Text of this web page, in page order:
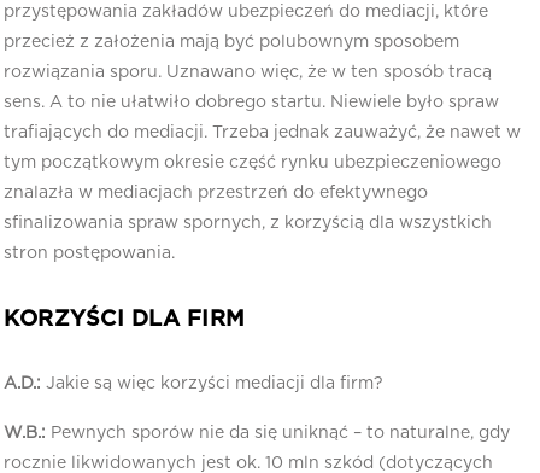
przystępowania zakładów ubezpieczeń do mediacji, które
przecież z założenia mają być polubownym sposobem
rozwiązania sporu. Uznawano więc, że w ten sposób tracą
sens. A to nie ułatwiło dobrego startu. Niewiele było spraw
trafiających do mediacji. Trzeba jednak zauważyć, że nawet w
tym początkowym okresie część rynku ubezpieczeniowego
znalazła w mediacjach przestrzeń do efektywnego
sfinalizowania spraw spornych, z korzyścią dla wszystkich
stron postępowania.
KORZYŚCI DLA FIRM
A.D.: Jakie są więc korzyści mediacji dla firm?
W.B.: Pewnych sporów nie da się uniknąć – to naturalne, gdy
rocznie likwidowanych jest ok. 10 mln szkód (dotyczących